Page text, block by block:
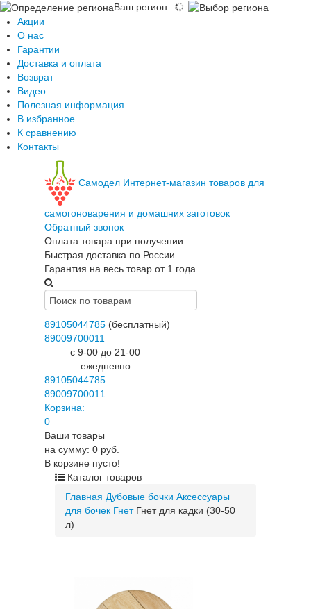
Ваш регион:
Акции
О нас
Гарантии
Доставка и оплата
Возврат
Видео
Полезная информация
В избранное
К сравнению
Контакты
Самодел Интернет-магазин товаров для
самогоноварения и домашних заготовок
Обратный звонок
Оплата товара при получении
Быстрая доставка по России
Гарантия на весь товар от 1 года
89105044785 (бесплатный)
89009700011
c 9-00 до 21-00
ежедневно
89105044785
89009700011
Корзина:
0
Ваши товары
на сумму: 0 руб.
В корзине пусто!
Каталог товаров
Главная Дубовые бочки Аксессуары
для бочек Гнет Гнет для кадки (30-50
л)